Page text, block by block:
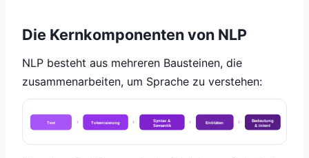
Die Kernkomponenten von NLP
NLP besteht aus mehreren Bausteinen, die
zusammenarbeiten, um Sprache zu verstehen:
Text Tokenisierung Syntax &
Semantik
Entitäten Bedeutung
& Intent
› › › ›